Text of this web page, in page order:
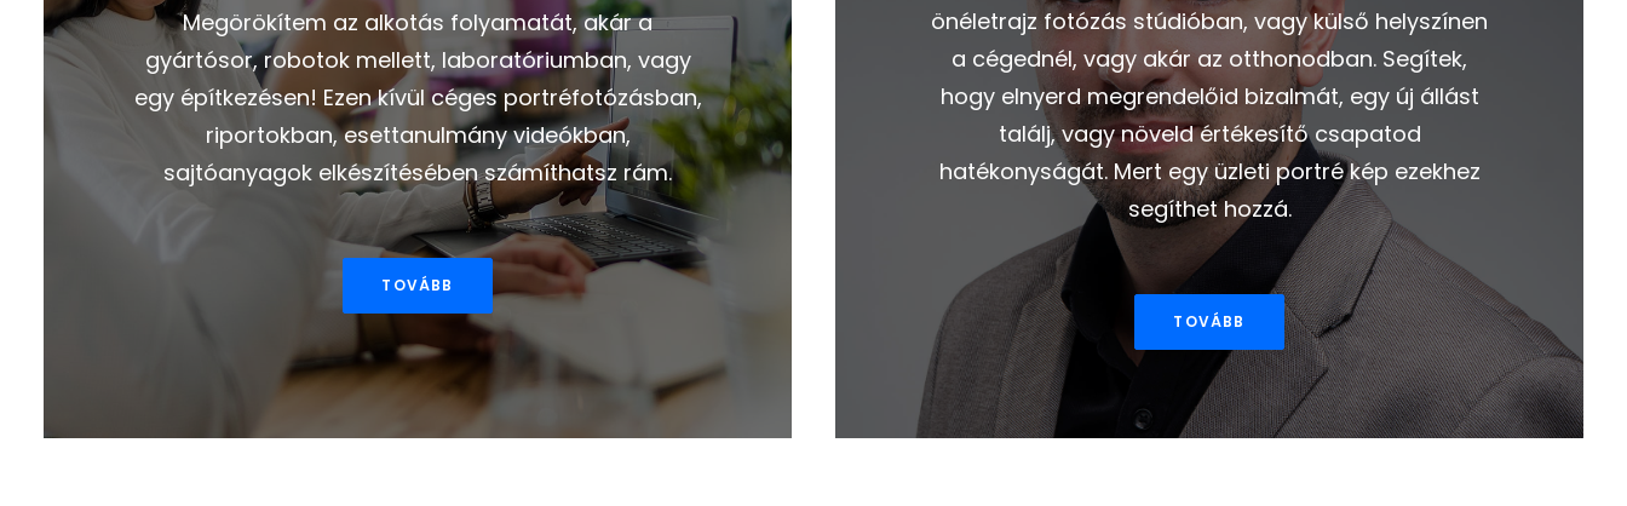
Megörökítem az alkotás folyamatát, akár a
gyártósor, robotok mellett, laboratóriumban, vagy
egy építkezésen! Ezen kívül céges portréfotózásban,
riportokban, esettanulmány videókban,
sajtóanyagok elkészítésében számíthatsz rám.
TOVÁBB
önéletrajz fotózás stúdióban, vagy külső helyszínen
a cégednél, vagy akár az otthonodban. Segítek,
hogy elnyerd megrendelőid bizalmát, egy új állást
találj, vagy növeld értékesítő csapatod
hatékonyságát. Mert egy üzleti portré kép ezekhez
segíthet hozzá.
TOVÁBB